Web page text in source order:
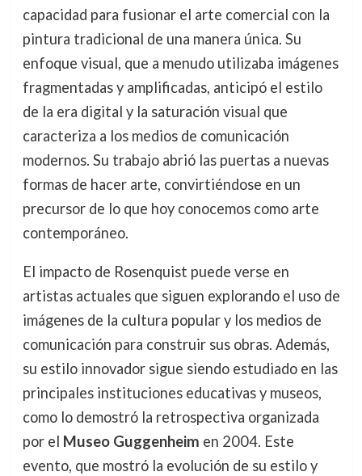
capacidad para fusionar el arte comercial con la
pintura tradicional de una manera única. Su
enfoque visual, que a menudo utilizaba imágenes
fragmentadas y amplificadas, anticipó el estilo
de la era digital y la saturación visual que
caracteriza a los medios de comunicación
modernos. Su trabajo abrió las puertas a nuevas
formas de hacer arte, convirtiéndose en un
precursor de lo que hoy conocemos como arte
contemporáneo.
El impacto de Rosenquist puede verse en
artistas actuales que siguen explorando el uso de
imágenes de la cultura popular y los medios de
comunicación para construir sus obras. Además,
su estilo innovador sigue siendo estudiado en las
principales instituciones educativas y museos,
como lo demostró la retrospectiva organizada
por el Museo Guggenheim en 2004. Este
evento, que mostró la evolución de su estilo y